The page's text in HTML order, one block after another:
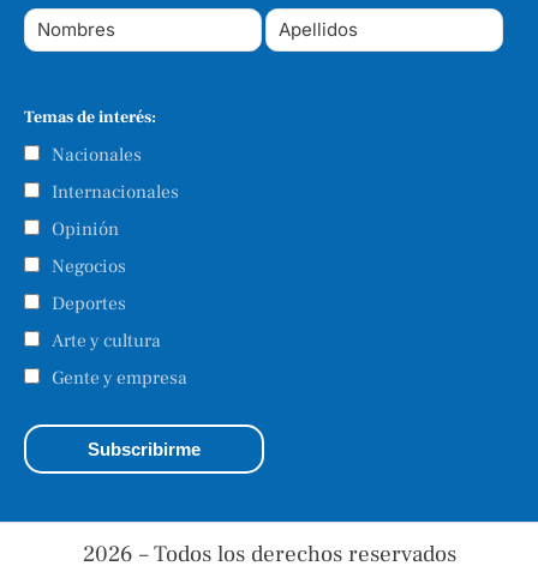
Temas de interés:
Nacionales
Internacionales
Opinión
Negocios
Deportes
Arte y cultura
Gente y empresa
2026 – Todos los derechos reservados